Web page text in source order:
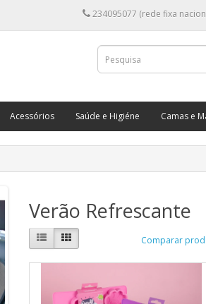
234095077 (rede fixa
Acessórios Saúde e Higiéne Camas e
Verão Refrescante
Comparar